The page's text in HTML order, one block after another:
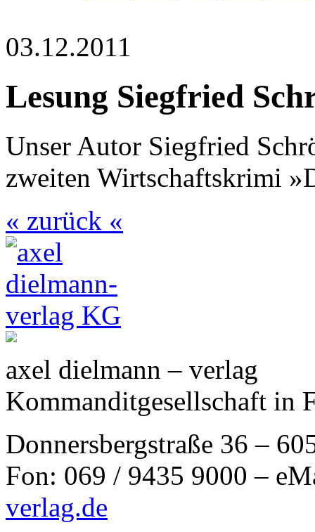
03.12.2011
Lesung Siegfried
Unser Autor Siegfried
zweiten Wirtschaftskrimi
« zurück «
axel dielmann – verlag
Kommanditgesellschaft in
Donnersbergstraße 36 –
Fon: 069 / 9435 9000 –
verlag.de